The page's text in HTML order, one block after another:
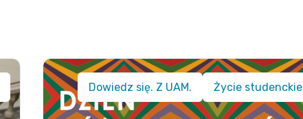
Dowiedz się. Z UAM. Życie studenckie